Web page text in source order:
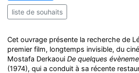
liste de souhaits
Cet ouvrage présente la recherche de
premier film, longtemps invisible, du
Mostafa Derkaoui De quelques
(1974), qui a conduit à sa récente